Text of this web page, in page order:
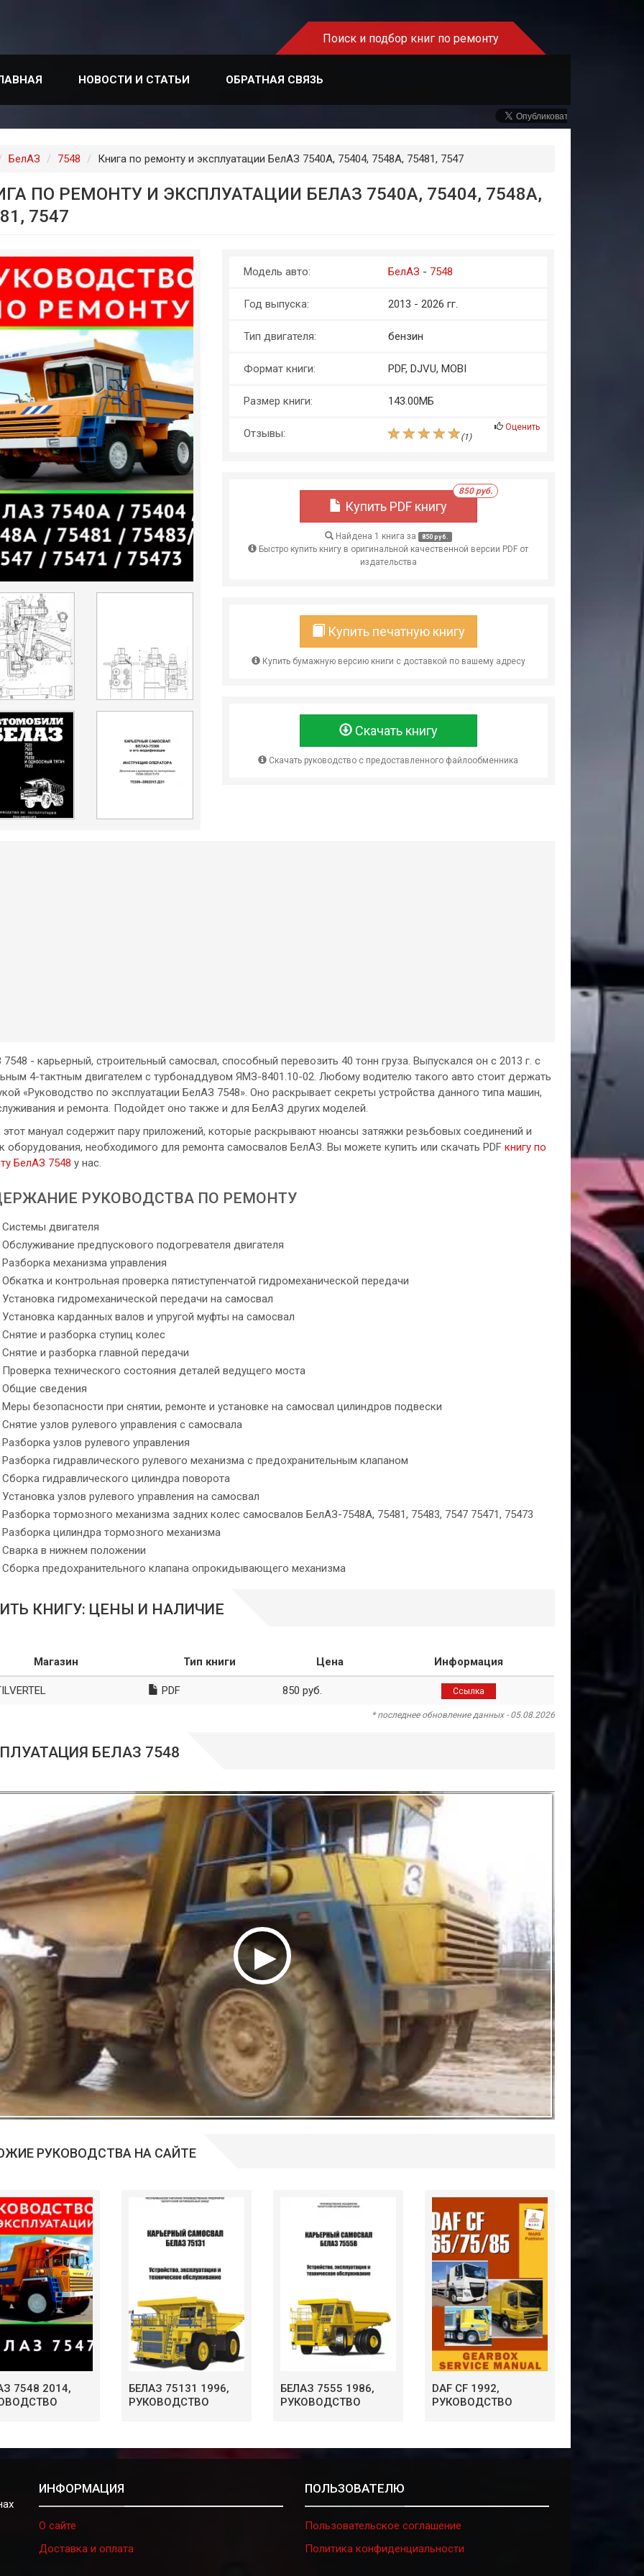
Поиск и подбор книг по ремонту
НОВОСТИ И СТАТЬИ ОБРАТНАЯ СВЯЗЬ
БелАЗ 7548 Книга по ремонту и эксплуатации БелАЗ 7540A, 75404, 7548A, 75481, 7547
ПО РЕМОНТУ И ЭКСПЛУАТАЦИИ БЕЛАЗ 7540A, 75404, 7548A,
7547
Модель авто: БелАЗ - 7548
Год выпуска: 2013 - 2026 гг.
Тип двигателя: бензин
Формат книги: PDF, DJVU, MOBI
Размер книги: 143.00МБ
Отзывы: (1)
Оценить
Купить PDF книгу
850 руб.
Найдена 1 книга за 850 руб.
Быстро купить книгу в оригинальной качественной версии PDF от
издательства
Купить печатную книгу
Купить бумажную версию книги с доставкой по вашему адресу
Скачать книгу
Скачать руководство с предоставленного файлообменника
- карьерный, строительный самосвал, способный перевозить 40 тонн груза. Выпускался он с 2013 г. с
4-тактным двигателем с турбонаддувом ЯМЗ-8401.10-02. Любому водителю такого авто стоит держать
«Руководство по эксплуатации БелАЗ 7548». Оно раскрывает секреты устройства данного типа машин,
и ремонта. Подойдет оно также и для БелАЗ других моделей.
мануал содержит пару приложений, которые раскрывают нюансы затяжки резьбовых соединений и
оборудования, необходимого для ремонта самосвалов БелАЗ. Вы можете купить или скачать PDF книгу по
БелАЗ 7548 у нас.
РУКОВОДСТВА ПО РЕМОНТУ
Системы двигателя
Обслуживание предпускового подогревателя двигателя
Разборка механизма управления
Обкатка и контрольная проверка пятиступенчатой гидромеханической передачи
Установка гидромеханической передачи на самосвал
Установка карданных валов и упругой муфты на самосвал
Снятие и разборка ступиц колес
Снятие и разборка главной передачи
Проверка технического состояния деталей ведущего моста
Общие сведения
Меры безопасности при снятии, ремонте и установке на самосвал цилиндров подвески
Снятие узлов рулевого управления с самосвала
Разборка узлов рулевого управления
Разборка гидравлического рулевого механизма с предохранительным клапаном
Сборка гидравлического цилиндра поворота
Установка узлов рулевого управления на самосвал
Разборка тормозного механизма задних колес самосвалов БелАЗ-7548А, 75481, 75483, 7547 75471, 75473
Разборка цилиндра тормозного механизма
Сварка в нижнем положении
Сборка предохранительного клапана опрокидывающего механизма
КНИГУ: ЦЕНЫ И НАЛИЧИЕ
Магазин Тип книги Цена Информация
PDF 850 руб. Ссылка
* последнее обновление данных - 05.08.2026
БЕЛАЗ 7548
РУКОВОДСТВА НА САЙТЕ
7548 2014,
БЕЛАЗ 75131 1996,
РУКОВОДСТВО
БЕЛАЗ 7555 1986,
РУКОВОДСТВО
DAF CF 1992,
РУКОВОДСТВО
ИНФОРМАЦИЯ
О сайте
Доставка и оплата
ПОЛЬЗОВАТЕЛЮ
Пользовательское соглашение
Политика конфиденциальности